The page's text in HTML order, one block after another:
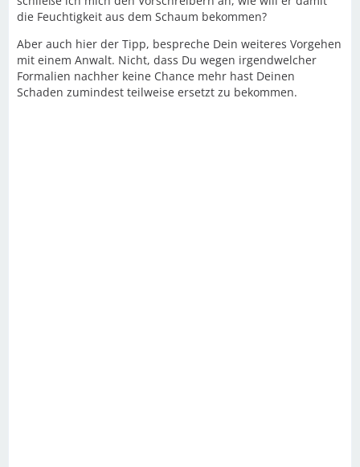
die Feuchtigkeit aus dem Schaum bekommen?
Aber auch hier der Tipp, bespreche Dein weiteres Vorgehen
mit einem Anwalt. Nicht, dass Du wegen irgendwelcher
Formalien nachher keine Chance mehr hast Deinen
Schaden zumindest teilweise ersetzt zu bekommen.